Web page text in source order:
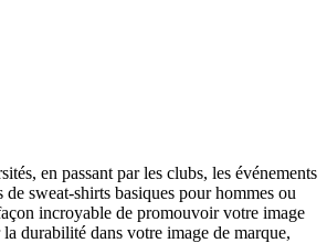
en passant par les clubs, les événements
sweat-shirts basiques pour hommes ou
incroyable de promouvoir votre image
durabilité dans votre image de marque,